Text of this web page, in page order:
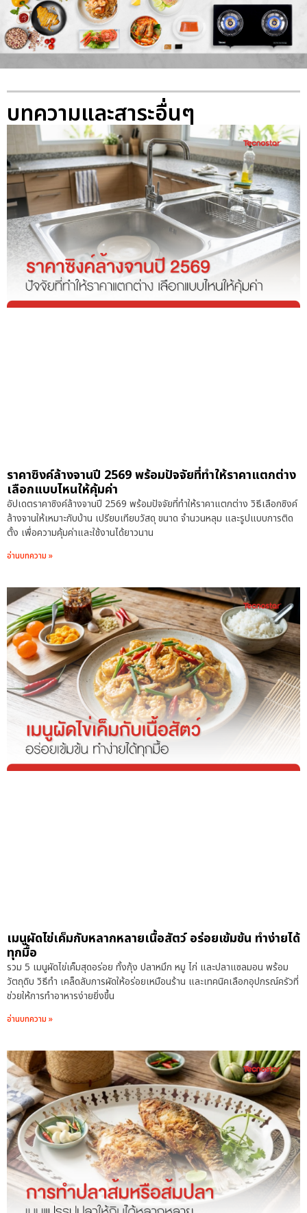
บทความและสาระอื่นๆ
ราคาซิงค์ล้างจานปี 2569 พร้อมปัจจัยที่ทำให้ราคาแตกต่าง
เลือกแบบไหนให้คุ้มค่า
อัปเดตราคาซิงค์ล้างจานปี 2569 พร้อมปัจจัยที่ทำให้ราคาแตกต่าง วิธีเลือกซิงค์
ล้างจานให้เหมาะกับบ้าน เปรียบเทียบวัสดุ ขนาด จำนวนหลุม และรูปแบบการติด
ตั้ง เพื่อความคุ้มค่าและใช้งานได้ยาวนาน
อ่านบทความ »
เมนูผัดไข่เค็มกับหลากหลายเนื้อสัตว์ อร่อยเข้มข้น ทำง่ายได้
ทุกมื้อ
รวม 5 เมนูผัดไข่เค็มสุดอร่อย ทั้งกุ้ง ปลาหมึก หมู ไก่ และปลาแซลมอน พร้อม
วัตถุดิบ วิธีทำ เคล็ดลับการผัดให้อร่อยเหมือนร้าน และเทคนิคเลือกอุปกรณ์ครัวที่
ช่วยให้การทำอาหารง่ายยิ่งขึ้น
อ่านบทความ »